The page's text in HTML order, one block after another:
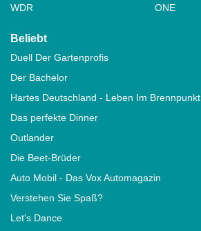
WDR
ONE
Beliebt
Duell Der Gartenprofis
Der Bachelor
Hartes Deutschland - Leben Im Brennpunkt
Das perfekte Dinner
Outlander
Die Beet-Brüder
Auto Mobil - Das Vox Automagazin
Verstehen Sie Spaß?
Let's Dance